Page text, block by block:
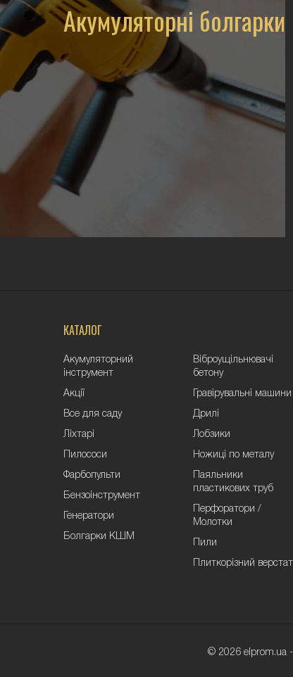
Акумуляторні болгарки
КАТАЛОГ
Акумуляторний
інструмент
Акції
Все для саду
Ліхтарі
Пилососи
Фарбопульти
Бензоінструмент
Генератори
Болгарки КШМ
Віброущільнювачі
бетону
Гравірувальні машини
Дрилі
Лобзики
Ножиці по металу
Паяльники
пластикових труб
Перфоратори /
Молотки
Пили
Плиткорізний
© 2026 elprom.ua -